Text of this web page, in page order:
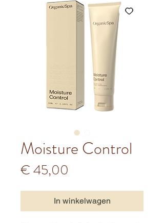
Moisture Control
€ 45,00
In winkelwagen